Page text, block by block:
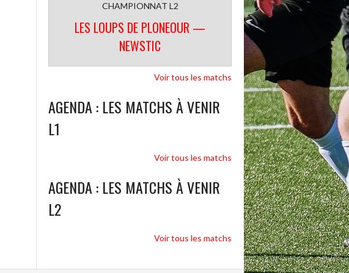
CHAMPIONNAT L2
LES LOUPS DE PLONEOUR —
NEWSTIC
Voir tous les matchs
AGENDA : LES MATCHS À VENIR
L1
Voir tous les matchs
AGENDA : LES MATCHS À VENIR
L2
Voir tous les matchs